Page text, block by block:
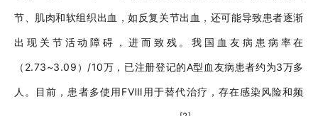
节、肌肉和软组织出血，如反复关节出血，还可能导致患者逐渐
出现关节活动障碍，进而致残。我国血友病患病率在
（ 2.73~3.09）/10万，已注册登记的A型血友病患者约为3万多
人。目前，患者多使用FⅧ用于替代治疗，存在感染风险和频